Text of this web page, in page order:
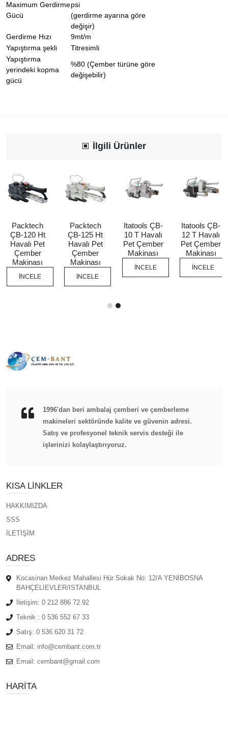
Maximum Gerdirme
Gücü
psi
(gerdirme ayarına göre
değişir)
Gerdirme Hızı
9mt/m
Yapıştırma şekli
Titresimli
Yapıştırma
yerindeki kopma
gücü
%80 (Çember türüne göre
değişebilir)
İlgili Ürünler
Packtech
ÇB-120 Ht
Havalı Pet
Çember
Makinası
İNCELE
Packtech
ÇB-125 Ht
Havalı Pet
Çember
Makinası
İNCELE
Itatools ÇB-
10 T Havalı
Pet Çember
Makinası
İNCELE
Itatools ÇB-
12 T Havalı
Pet Çember
Makinası
İNCELE
1996'dan beri ambalaj çemberi ve çemberleme
makineleri sektöründe kalite ve güvenin adresi.
Satış ve profesyonel teknik servis desteği ile
işlerinizi kolaylaştırıyoruz.
KISA LINKLER
HAKKIMIZDA
SSS
İLETİŞİM
ADRES
Kocasinan Merkez Mahallesi Hür Sokak No: 12/A YENİBOSNA
BAHÇELIEVLER/ISTANBUL
İletişim: 0 212 886 72 92
Teknik : 0 536 552 67 33
Satış: 0 536 620 31 72
Email: info@cembant.com.tr
Email: cembant@gmail.com
HARITA